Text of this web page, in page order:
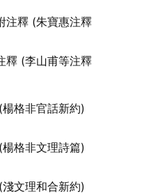
注釋 (朱寶惠注釋
釋 (李山甫等注釋
格非官話新約)
格非文理詩篇)
文理和合新約)